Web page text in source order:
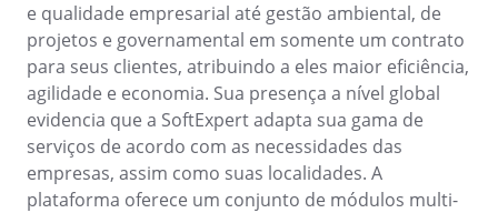
e qualidade empresarial até gestão ambiental, de
projetos e governamental em somente um contrato
para seus clientes, atribuindo a eles maior eficiência,
agilidade e economia. Sua presença a nível global
evidencia que a SoftExpert adapta sua gama de
serviços de acordo com as necessidades das
empresas, assim como suas localidades. A
plataforma oferece um conjunto de módulos multi-